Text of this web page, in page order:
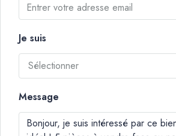
Je suis
Sélectionner
Message